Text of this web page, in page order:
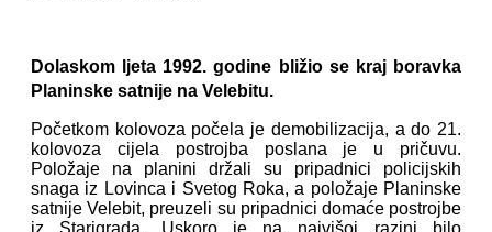
Dolaskom ljeta 1992. godine bližio se kraj boravka
Planinske satnije na Velebitu.
Početkom kolovoza počela je demobilizacija, a do 21.
kolovoza cijela postrojba poslana je u pričuvu.
Položaje na planini držali su pripadnici policijskih
snaga iz Lovinca i Svetog Roka, a položaje Planinske
satnije Velebit, preuzeli su pripadnici domaće postrojbe